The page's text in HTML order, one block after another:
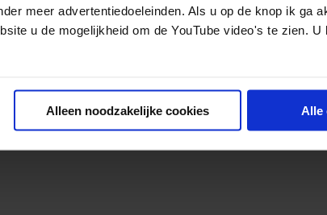
meer advertentiedoeleinden. Als u op de knop ik ga
u de mogelijkheid om de YouTube video's te zien.
Alleen noodzakelijke cookies Alle